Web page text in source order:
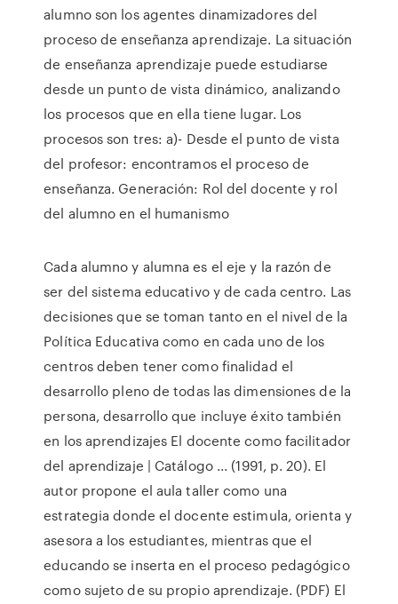
alumno son los agentes dinamizadores del
proceso de enseñanza aprendizaje. La situación
de enseñanza aprendizaje puede estudiarse
desde un punto de vista dinámico, analizando
los procesos que en ella tiene lugar. Los
procesos son tres: a)- Desde el punto de vista
del profesor: encontramos el proceso de
enseñanza. Generación: Rol del docente y rol
del alumno en el humanismo
Cada alumno y alumna es el eje y la razón de
ser del sistema educativo y de cada centro. Las
decisiones que se toman tanto en el nivel de la
Política Educativa como en cada uno de los
centros deben tener como finalidad el
desarrollo pleno de todas las dimensiones de la
persona, desarrollo que incluye éxito también
en los aprendizajes El docente como facilitador
del aprendizaje | Catálogo ... (1991, p. 20). El
autor propone el aula taller como una
estrategia donde el docente estimula, orienta y
asesora a los estudiantes, mientras que el
educando se inserta en el proceso pedagógico
como sujeto de su propio aprendizaje. (PDF) El